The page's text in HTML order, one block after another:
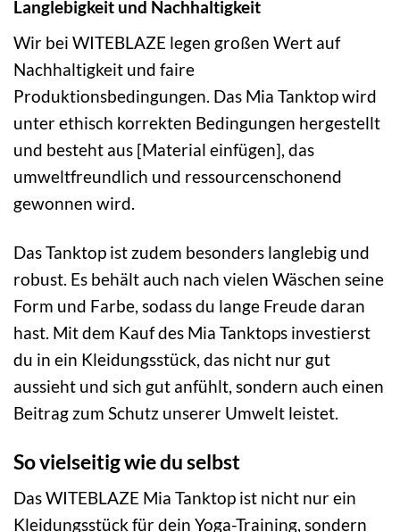
Langlebigkeit und Nachhaltigkeit
Wir bei WITEBLAZE legen großen Wert auf
Nachhaltigkeit und faire
Produktionsbedingungen. Das Mia Tanktop wird
unter ethisch korrekten Bedingungen hergestellt
und besteht aus [Material einfügen], das
umweltfreundlich und ressourcenschonend
gewonnen wird.
Das Tanktop ist zudem besonders langlebig und
robust. Es behält auch nach vielen Wäschen seine
Form und Farbe, sodass du lange Freude daran
hast. Mit dem Kauf des Mia Tanktops investierst
du in ein Kleidungsstück, das nicht nur gut
aussieht und sich gut anfühlt, sondern auch einen
Beitrag zum Schutz unserer Umwelt leistet.
So vielseitig wie du selbst
Das WITEBLAZE Mia Tanktop ist nicht nur ein
Kleidungsstück für dein Yoga-Training, sondern